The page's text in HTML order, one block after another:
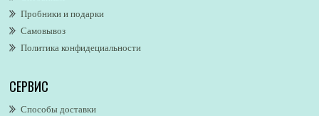
Alfred Dunhill
Alfred Ritchy
Alfred Sung
AllSaints
Alsayad
Пробники и подарки
Самовывоз
Политика конфидециальности
СЕРВИС
Способы доставки